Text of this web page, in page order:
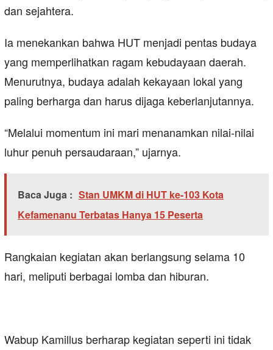
dan sejahtera.
Ia menekankan bahwa HUT menjadi pentas budaya
yang memperlihatkan ragam kebudayaan daerah.
Menurutnya, budaya adalah kekayaan lokal yang
paling berharga dan harus dijaga keberlanjutannya.
“Melalui momentum ini mari menanamkan nilai-nilai
luhur penuh persaudaraan,” ujarnya.
Baca Juga : Stan UMKM di HUT ke-103 Kota
Kefamenanu Terbatas Hanya 15 Peserta
Rangkaian kegiatan akan berlangsung selama 10
hari, meliputi berbagai lomba dan hiburan.
Wabup Kamillus berharap kegiatan seperti ini tidak